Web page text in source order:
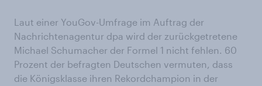
Laut einer YouGov-Umfrage im Auftrag der
Nachrichtenagentur dpa wird der zurückgetretene
Michael Schumacher der Formel 1 nicht fehlen. 60
Prozent der befragten Deutschen vermuten, dass
die Königsklasse ihren Rekordchampion in der